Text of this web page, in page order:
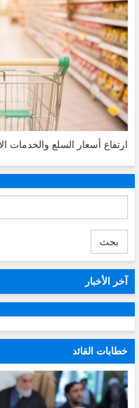
ارتفاع أسعار السلع والخدمات
بحث
آخر الأخبار
خطابات القائد